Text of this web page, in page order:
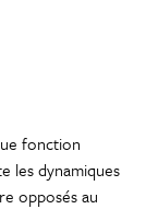
fonction
les dynamiques
opposés au